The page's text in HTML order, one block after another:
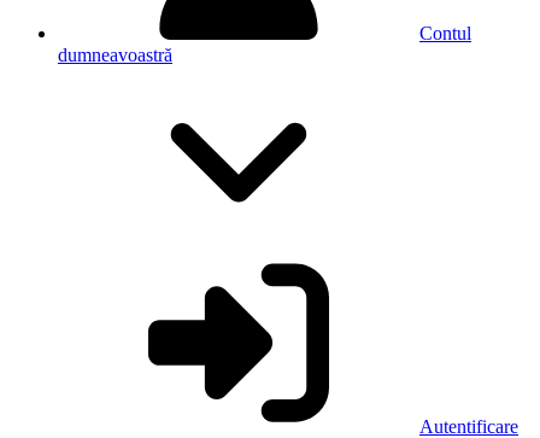
Contul
dumneavoastră
Autentificare